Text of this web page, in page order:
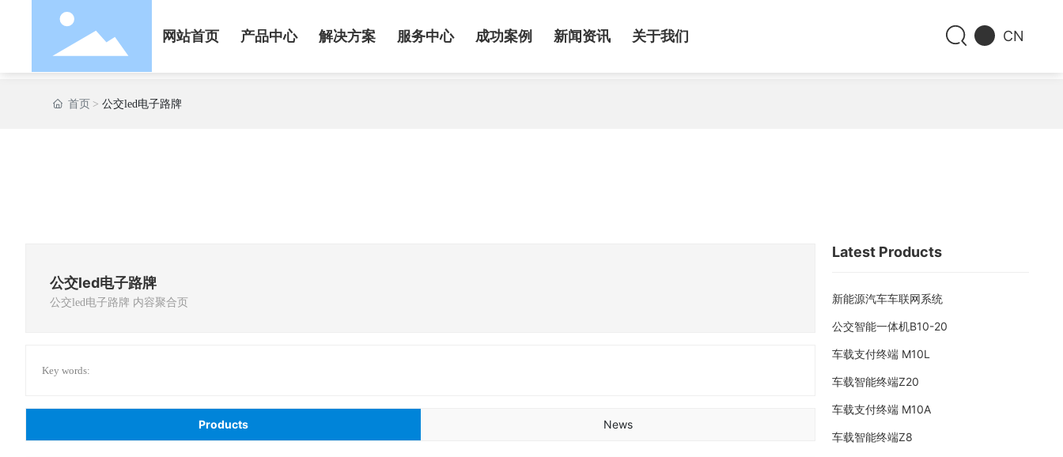
网站首页 产品中心 解决方案 服务中心 成功案例 新闻资讯 关于我们 CN
首页 公交led电子路牌
公交led电子路牌
公交led电子路牌 内容聚合页
Key words:
Products News
Latest Products
新能源汽车车联网系统
公交智能一体机B10-20
车载支付终端 M10L
车载智能终端Z20
车载支付终端 M10A
车载智能终端Z8